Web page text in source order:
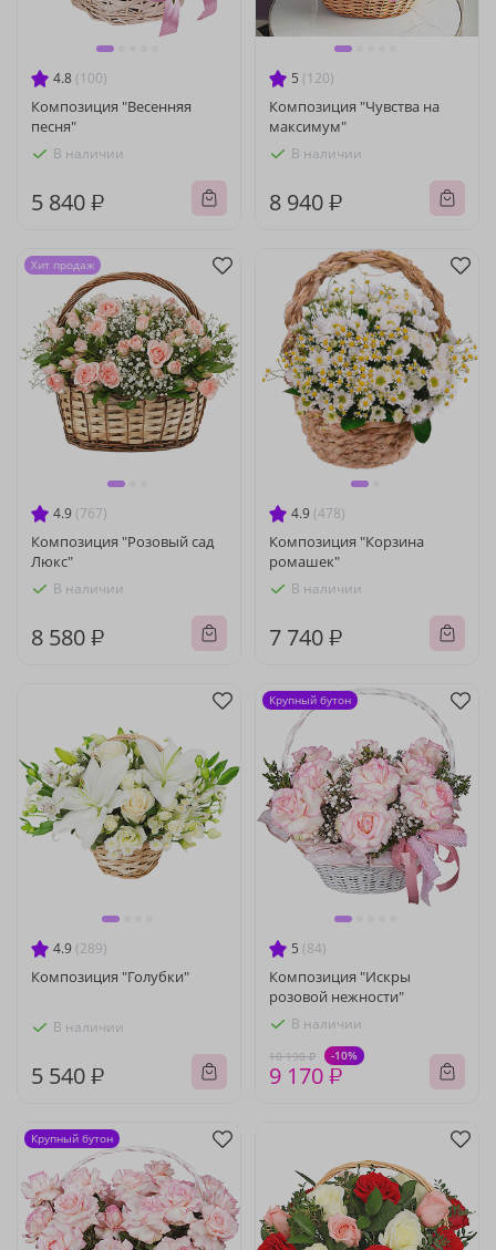
4.8 (100)
Композиция "Весенняя
песня"
В наличии
5 840 ₽
5 (120)
Композиция "Чувства на
максимум"
В наличии
8 940 ₽
4.9 (767)
Композиция "Розовый сад
Люкс"
В наличии
8 580 ₽
Хит продаж
4.9 (478)
Композиция "Корзина
ромашек"
В наличии
7 740 ₽
4.9 (289)
Композиция "Голубки"
В наличии
5 540 ₽
5 (84)
Композиция "Искры
розовой нежности"
В наличии
10 190 ₽ -10%
9 170 ₽
Крупный бутон
Крупный бутон